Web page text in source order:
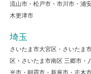
流山市・松戸市・市川市・浦
木更津市
埼玉
さいたま市大宮区・さいたま
区・さいたま市南区 三郷市・
光市・朝霞市・新座市・志木